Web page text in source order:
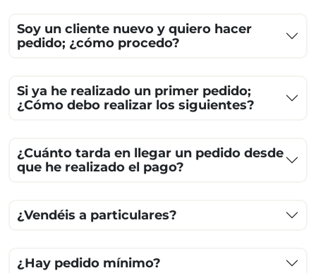
Soy un cliente nuevo y quiero hacer
pedido; ¿cómo procedo?
Si ya he realizado un primer pedido;
¿Cómo debo realizar los siguientes?
¿Cuánto tarda en llegar un pedido desde
que he realizado el pago?
¿Vendéis a particulares?
¿Hay pedido mínimo?